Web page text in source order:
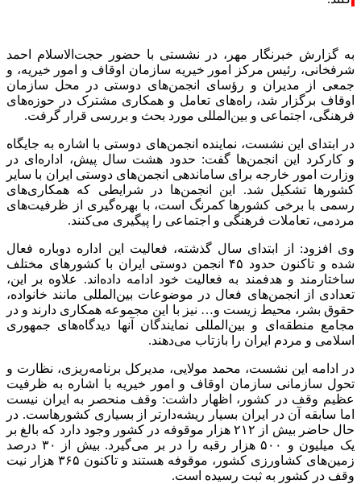
به گزارش خبرنگار مهر، در نشستی با حضور حجت‌الاسلام احمد
شرفخانی، رئیس مرکز امور خیریه سازمان اوقاف و امور خیریه، و
جمعی از مدیران و رؤسای انجمن‌های دوستی در محل سازمان
اوقاف برگزار شد، راه‌های تعامل و همکاری مشترک در حوزه‌های
فرهنگی، اجتماعی و بین‌المللی مورد بحث و بررسی قرار گرفت.
در ابتدای این نشست، نماینده انجمن‌های دوستی با اشاره به جایگاه
و کارکرد این انجمن‌ها گفت: حدود هشت سال پیش، اداره‌ای در
وزارت امور خارجه برای ساماندهی انجمن‌های دوستی ایران با سایر
کشورها تشکیل شد. این انجمن‌ها در شرایطی که همکاری‌های
رسمی با برخی کشورها کمرنگ است، با بهره‌گیری از ظرفیت‌های
مردمی، تعاملات فرهنگی و اجتماعی را پیگیری می‌کنند.
وی افزود: از ابتدای سال گذشته، فعالیت این اداره دوباره فعال
شده و تاکنون حدود ۴۵ انجمن دوستی ایران با کشورهای مختلف
ساختارمند و هدفمند به فعالیت خود ادامه داده‌اند. علاوه بر این،
تعدادی از انجمن‌های فعال در موضوعات بین‌المللی مانند خانواده،
حقوق بشر، محیط زیست و… نیز با این مجموعه همکاری دارند و در
مجامع منطقه‌ای و بین‌المللی نمایندگان آنها دیدگاه‌های جمهوری
اسلامی و مردم ایران را بازتاب می‌دهند.
در ادامه این نشست، محمد مولایی، مدیرکل برنامه‌ریزی، نظارت و
تحول سازمانی سازمان اوقاف و امور خیریه با اشاره به ظرفیت
عظیم وقف در کشور، اظهار داشت: وقف منحصر به ایران نیست
اما سابقه آن در ایران بسیار ریشه‌دارتر از بسیاری کشورهاست. در
حال حاضر بیش از ۲۱۲ هزار موقوفه در کشور وجود دارد که بالغ بر
یک میلیون و ۵۰۰ هزار
رقبه
را در بر می‌گیرد. بیش از ۳۰ درصد
زمین‌های کشاورزی کشور، موقوفه هستند و تاکنون ۳۶۵ هزار نیت
وقف در کشور به ثبت رسیده است.